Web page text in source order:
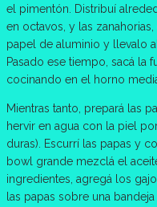
el pimentón. Distribuí
en octavos, y las
papel de aluminio y llevalo
Pasado ese tiempo, sacá la
cocinando en el horno
Mientras tanto, prepará las
hervir en agua con la piel
duras). Escurrí las papas y
bowl grande mezclá el
ingredientes, agregá los
las papas sobre una